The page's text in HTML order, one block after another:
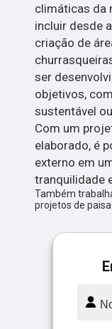
climáticas da
incluir desde
criação de
ser
objetivos,
sustentável
Com um
elaborado, é
externo em
tranquilidade
Também
projetos de